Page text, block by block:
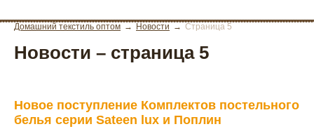
Домашний текстиль оптом Новости Страница 5
Новости – страница 5
Новое поступление Комплектов постельного
белья серии Sateen lux и Поплин